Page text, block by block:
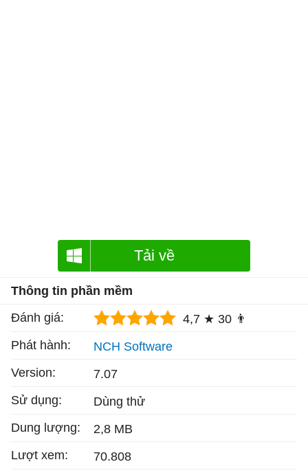
Tải về
Thông tin phần mềm
Đánh giá:
4,7 ★ 30 👨
Phát hành:
NCH Software
Version:
7.07
Sử dụng:
Dùng thử
Dung lượng:
2,8 MB
Lượt xem:
70.808